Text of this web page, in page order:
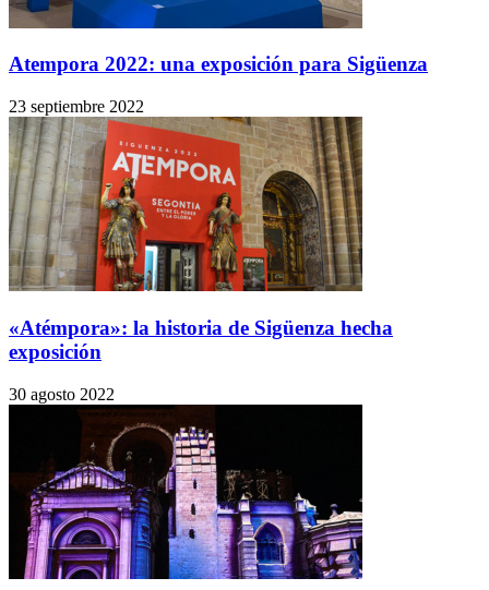
Atempora 2022: una exposición para Sigüenza
23 septiembre 2022
«Atémpora»: la historia de Sigüenza hecha
exposición
30 agosto 2022